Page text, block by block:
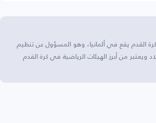
القدم يقع في ألمانيا، وهو المسؤول عن تنظيم
ويعتبر من أبرز الهيئات الرياضية في كرة القدم